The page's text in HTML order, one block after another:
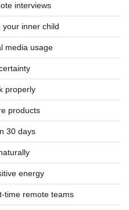
interviews
your inner child
media usage
properly
products
30 days
energy
time remote teams